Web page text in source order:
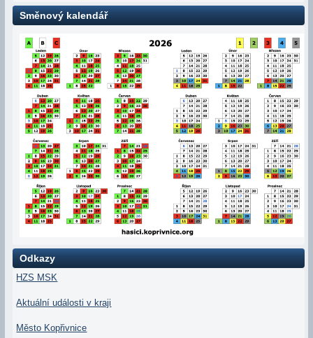
Směnový kalendář
Odkazy
HZS MSK
Aktuální události v kraji
Město Kopřivnice